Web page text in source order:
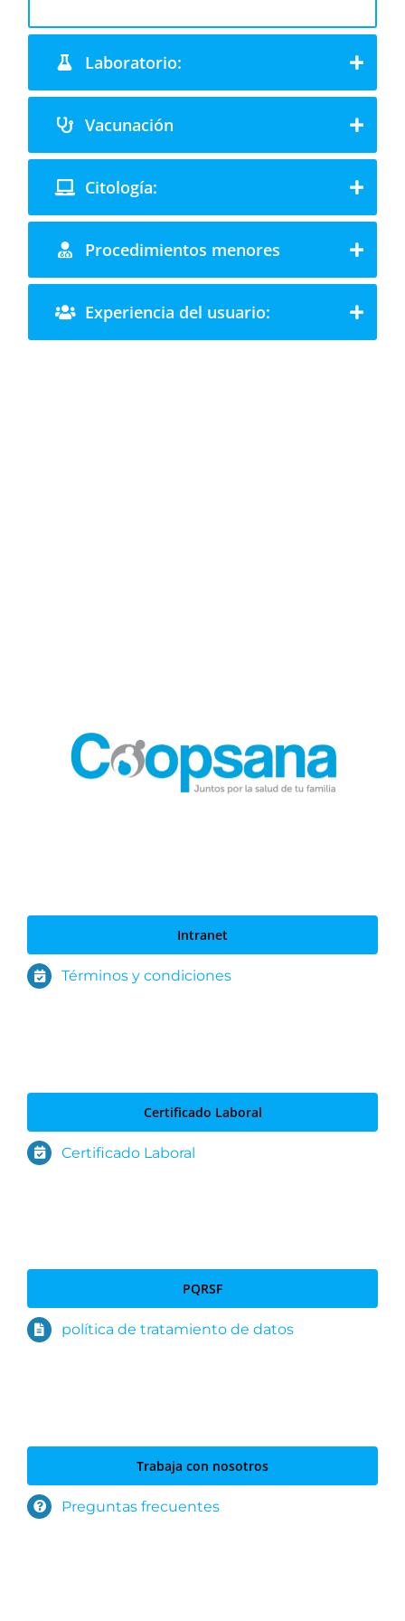
Laboratorio:
Vacunación
Citología:
Procedimientos menores
Experiencia del usuario:
Intranet
Términos y condiciones
Certificado Laboral
Certificado Laboral
PQRSF
política de tratamiento de datos
Trabaja con nosotros
Preguntas frecuentes